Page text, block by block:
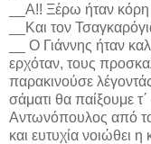
__Α!! Ξέρω ήταν
__Και τον
__ Ο Γιάννης ήταν
ερχόταν, τους
παρακινούσε
σάματι θα παίξουμε
Αντωνόπουλος από
και ευτυχία νοιώθει